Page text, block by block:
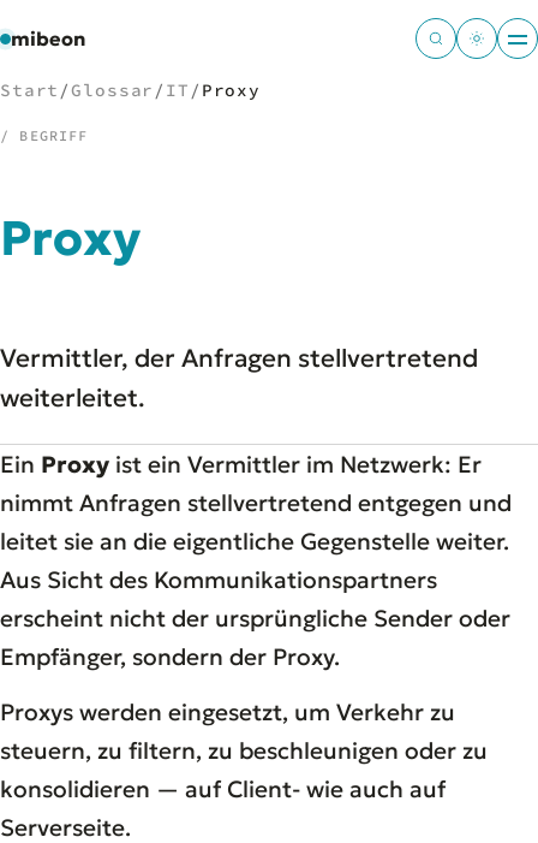
mibeon
Start
04Leistungen
05Docs
07Welten
Start /Glossar / IT / Proxy
/ BEGRIFF
Proxy
Vermittler, der Anfragen stellvertretend
weiterleitet.
Ein Proxy ist ein Vermittler im Netzwerk: Er
nimmt Anfragen stellvertretend entgegen und
leitet sie an die eigentliche Gegenstelle weiter.
Aus Sicht des Kommunikationspartners
erscheint nicht der ursprüngliche Sender oder
Empfänger, sondern der Proxy.
Proxys werden eingesetzt, um Verkehr zu
steuern, zu filtern, zu beschleunigen oder zu
konsolidieren — auf Client- wie auch auf
Serverseite.